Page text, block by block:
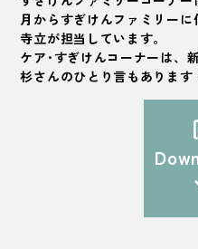
月からすぎけんファミリー
寺立が担当しています。
ケア･すぎけんコーナーは、
杉さんのひとり言もあります